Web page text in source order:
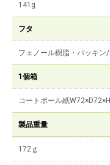
141g
フタ
フェノール樹脂・パッキン/
1個箱
コートボール紙
製品重量
172ｇ